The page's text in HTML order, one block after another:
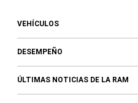
VEHÍCULOS
DESEMPEÑO
ÚLTIMAS NOTICIAS DE LA RAM